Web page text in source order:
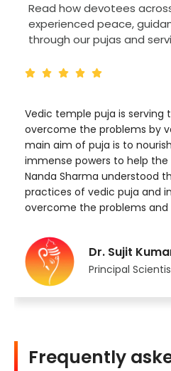
Read how devotees
experienced peace,
through our pujas and
Vedic temple puja is serving
overcome the problems by
main aim of puja is to
immense powers to help
Nanda Sharma understood
practices of vedic puja and
overcome the problems and
Dr. Sujit
Principal
Frequently